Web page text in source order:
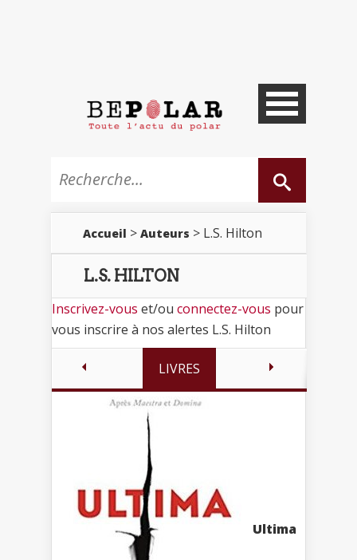
Accueil > Auteurs > L.S. Hilton
L.S. HILTON
Inscrivez-vous et/ou connectez-vous pour
vous inscrire à nos alertes L.S. Hilton
LIVRES
Ultima